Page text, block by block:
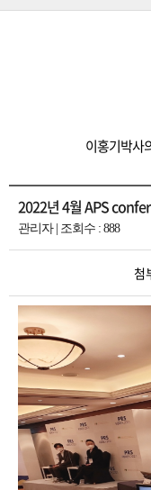
이홍기박사
2022년 4월 APS
관리자 | 조회수 : 888
첨